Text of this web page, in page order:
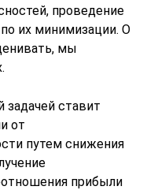
проведение
их минимизации. О
мы
ставит
от
путем снижения
прибыли